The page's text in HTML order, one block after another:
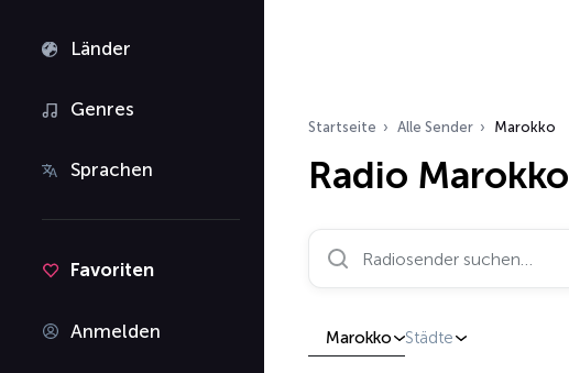
Länder
Genres
Sprachen
Favoriten
Anmelden
Startseite Alle Sender Marokko
Radio Marokko
Radiosender suchen…
Marokko Städte